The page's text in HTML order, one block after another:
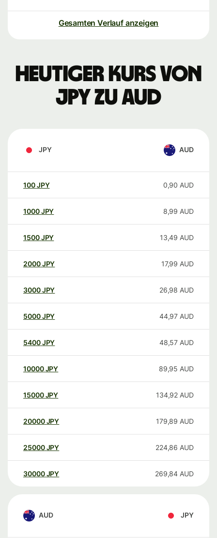
Gesamten Verlauf anzeigen
Heutiger Kurs von
JPY zu AUD
JPY AUD
100JPY 0,90 AUD
1000JPY 8,99 AUD
1500JPY 13,49 AUD
2000JPY 17,99 AUD
3000JPY 26,98 AUD
5000JPY 44,97 AUD
5400JPY 48,57 AUD
10000 JPY 89,95 AUD
15000 JPY 134,92 AUD
20000 JPY 179,89 AUD
25000 JPY 224,86 AUD
30000 JPY 269,84 AUD
AUD JPY